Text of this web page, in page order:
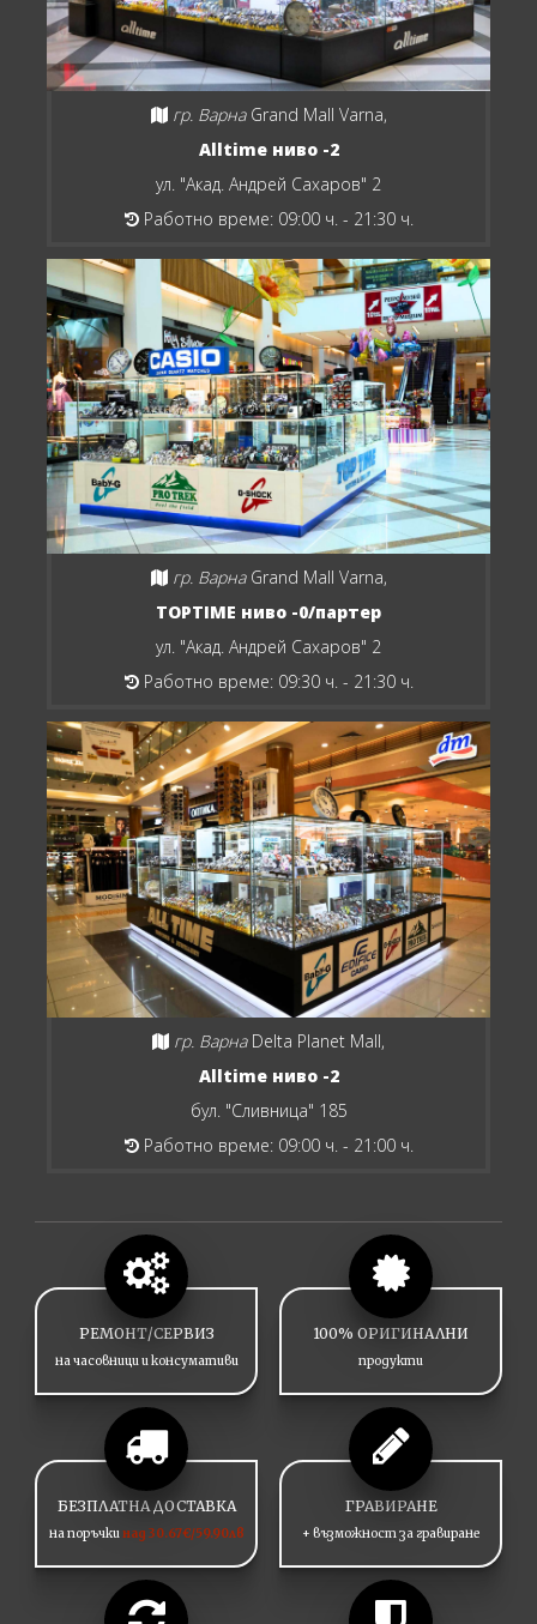
гр. Варна Grand Mall Varna,
Alltime ниво -2
ул. "Акад. Андрей Сахаров" 2
Работно време: 09:00 ч. - 21:30 ч.
гр. Варна Grand Mall Varna,
TOPTIME ниво -0/партер
ул. "Акад. Андрей Сахаров" 2
Работно време: 09:30 ч. - 21:30 ч.
гр. Варна Delta Planet Mall,
Alltime ниво -2
бул. "Сливница" 185
Работно време: 09:00 ч. - 21:00 ч.
РЕМОНТ/СЕРВИЗ
на часовници и консумативи
100% ОРИГИНАЛНИ
продукти
БЕЗПЛАТНА ДОСТАВКА
на поръчки над 30.67€/59.90лв
ГРАВИРАНЕ
+ възможност за гравиране